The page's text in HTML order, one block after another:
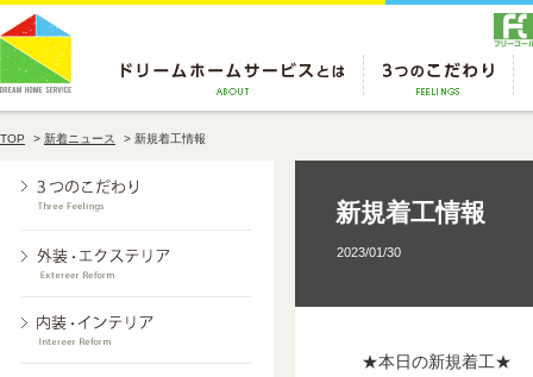
TOP > 新着ニュース > 新規着工情報
新規着工情報
2023/01/30
★本日の新規着工★